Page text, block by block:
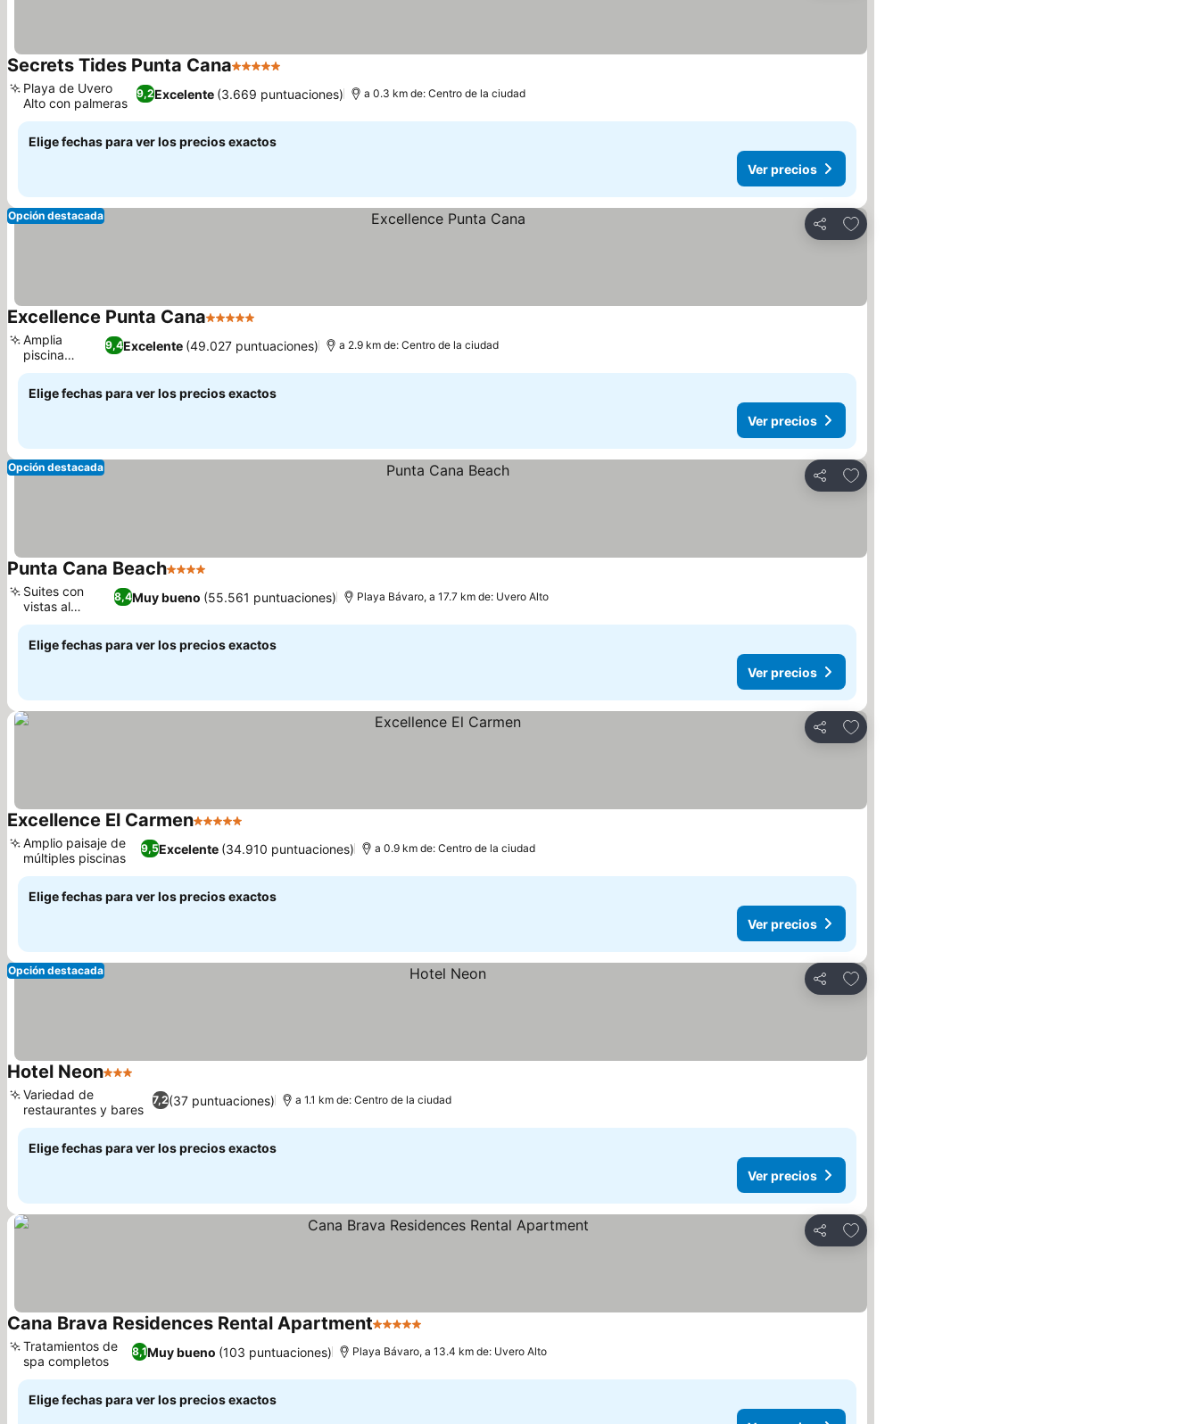
Secrets Tides Punta Cana5 Estrellas
9,2Excelente (3.669 puntuaciones)
Playa de Uvero
Alto con palmeras
a 0.3 km de: Centro de la ciudad
Elige fechas para ver los precios exactos
Ver precios
Compartir
Agregar a favoritos
Opción destacada
Excellence Punta Cana5 Estrellas
9,4Excelente (49.027 puntuaciones)
Amplia
piscina
principal
a 2.9 km de: Centro de la ciudad
Elige fechas para ver los precios exactos
Ver precios
Compartir
Agregar a favoritos
Opción destacada
Punta Cana Beach4 Estrellas
8,4Muy bueno (55.561 puntuaciones)
Suites con
vistas al
océano
Playa Bávaro, a 17.7 km de: Uvero Alto
Elige fechas para ver los precios exactos
Ver precios
Compartir
Agregar a favoritos
Excellence El Carmen5 Estrellas
9,5Excelente (34.910 puntuaciones)
Amplio paisaje de
múltiples piscinas
a 0.9 km de: Centro de la ciudad
Elige fechas para ver los precios exactos
Ver precios
Compartir
Agregar a favoritos
Opción destacada
Hotel Neon3 Estrellas
7,2(37 puntuaciones)
Variedad de
restaurantes y bares
a 1.1 km de: Centro de la ciudad
Elige fechas para ver los precios exactos
Ver precios
Compartir
Agregar a favoritos
Cana Brava Residences Rental Apartment5 Estrellas
8,1Muy bueno (103 puntuaciones)
Tratamientos de
spa completos
Playa Bávaro, a 13.4 km de: Uvero Alto
Elige fechas para ver los precios exactos